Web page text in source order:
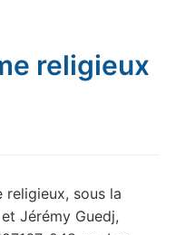
religieux
religieux, sous la
Jérémy Guedj,